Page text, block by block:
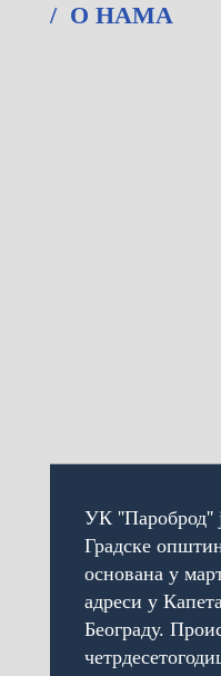
/ О НАМА
УК ''Пароброд''
Градске
основана у
адреси у
Београду.